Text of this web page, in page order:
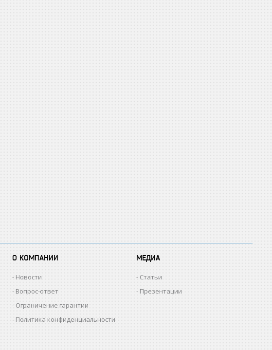
О КОМПАНИИ
Новости
Вопрос-ответ
Ограничение гарантии
Политика конфиденциальности
МЕДИА
Статьи
Презентации